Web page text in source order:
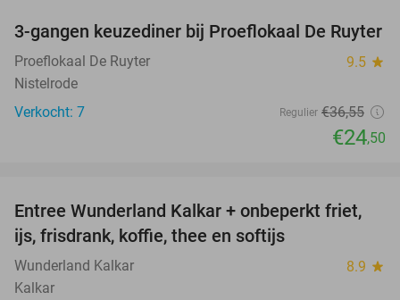
33%
NEW
TODAY
3-gangen keuzediner bij Proeflokaal De Ruyter
Proeflokaal De Ruyter 9.5 star
Nistelrode
Verkocht: 7
Regulier €36,55
€24,50
32%
Entree Wunderland Kalkar + onbeperkt friet,
ijs, frisdrank, koffie, thee en softijs
Wunderland Kalkar 8.9 star
Kalkar